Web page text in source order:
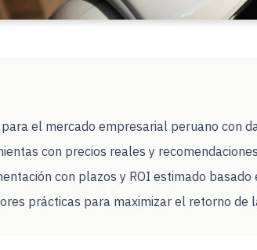
el mercado empresarial peruano con
con precios reales y
con plazos y ROI estimado basado
prácticas para maximizar el retorno de